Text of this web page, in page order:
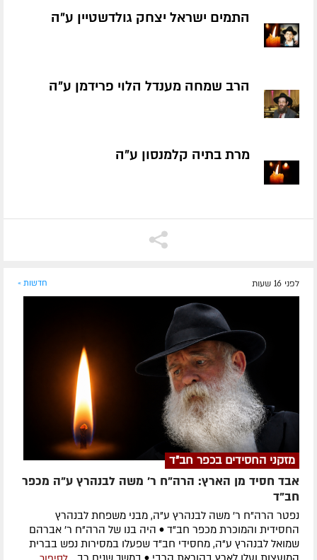
התמים ישראל יצחק גולדשטיין ע״ה
הרב שמחה מענדל הלוי פרידמן ע״ה
מרת בתיה קלמנסון ע״ה
לפני 16 שעות חדשות »
מזקני החסידים בכפר חב"ד
אבד חסיד מן הארץ: הרה"ח ר' משה לבנהרץ ע"ה מכפר
חב"ד
נפטר הרה"ח ר' משה לבנהרץ ע"ה, מבני משפחת לבנהרץ
החסידית והמוכרת מכפר חב"ד • היה בנו של הרה"ח ר' אברהם
שמואל לבנהרץ ע"ה, מחסידי חב"ד שפעלו במסירות נפש בברית